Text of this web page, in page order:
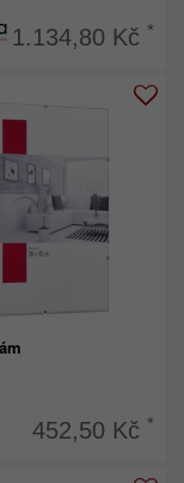
1.134,80 Kč *
452,50 Kč *